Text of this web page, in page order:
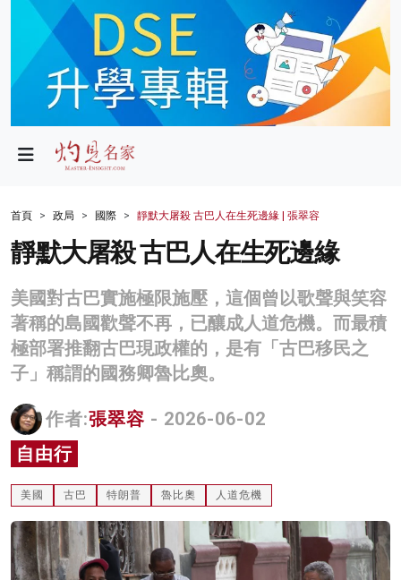
政局
財經
生活
商業
科技
名家榜
灼見活動
關於我們
首頁 政局 國際 靜默大屠殺 古巴人在生死邊緣 | 張翠容
靜默大屠殺 古巴人在生死邊緣
美國對古巴實施極限施壓，這個曾以歌聲與笑容
著稱的島國歡聲不再，已釀成人道危機。而最積
極部署推翻古巴現政權的，是有「古巴移民之
子」稱謂的國務卿魯比奧。
作者:張翠容 - 2026-06-02
自由行
美國 古巴 特朗普 魯比奧 人道危機